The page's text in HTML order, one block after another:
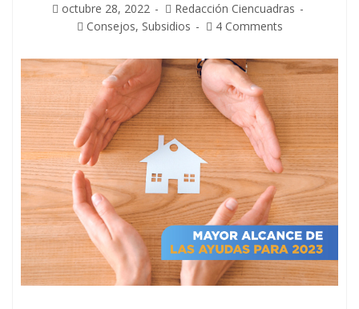
octubre 28, 2022
Redacción Ciencuadras
Consejos, Subsidios 4 Comments